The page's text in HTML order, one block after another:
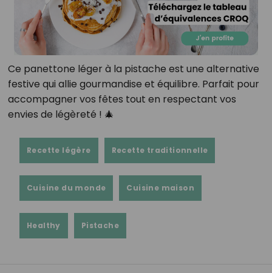
Ce panettone léger à la pistache est une alternative
festive qui allie gourmandise et équilibre. Parfait pour
accompagner vos fêtes tout en respectant vos
envies de légèreté ! 🎄
Recette légère Recette traditionnelle
Cuisine du monde Cuisine maison
Healthy Pistache